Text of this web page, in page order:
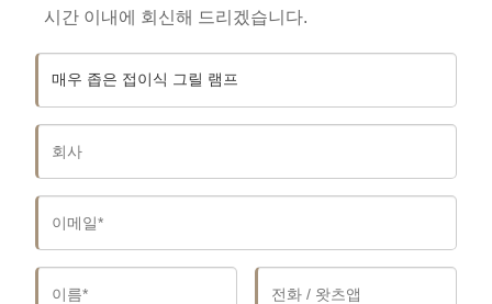
시간 이내에 회신해 드리겠습니다.